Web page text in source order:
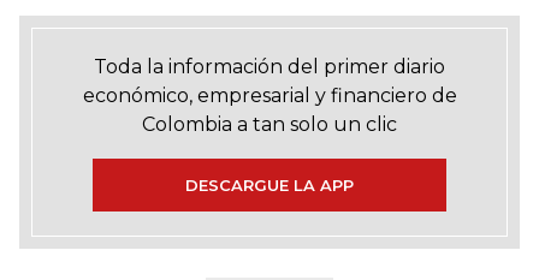
Toda la información del primer diario
económico, empresarial y financiero de
Colombia a tan solo un clic
DESCARGUE LA APP